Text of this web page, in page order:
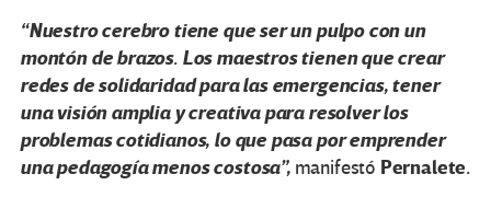
“Nuestro cerebro tiene que ser un pulpo con un
montón de brazos. Los maestros tienen que crear
redes de solidaridad para las emergencias, tener
una visión amplia y creativa para resolver los
problemas cotidianos, lo que pasa por emprender
una pedagogía menos costosa”,manifestó Pernalete.